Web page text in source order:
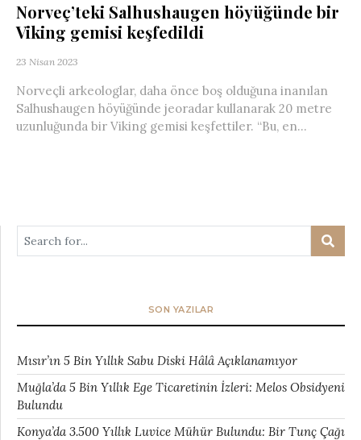
Norveç’teki Salhushaugen höyüğünde bir
Viking gemisi keşfedildi
23 Nisan 2023
Norveçli arkeologlar, daha önce boş olduğuna inanılan
Salhushaugen höyüğünde jeoradar kullanarak 20 metre
uzunluğunda bir Viking gemisi keşfettiler. “Bu, en...
SON YAZILAR
Mısır’ın 5 Bin Yıllık Sabu Diski Hâlâ Açıklanamıyor
Muğla’da 5 Bin Yıllık Ege Ticaretinin İzleri: Melos Obsidyeni
Bulundu
Konya’da 3.500 Yıllık Luvice Mühür Bulundu: Bir Tunç Çağı